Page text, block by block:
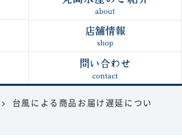
台風による商品お届け遅延につい